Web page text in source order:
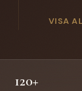
gick
väntar
VISA
120+